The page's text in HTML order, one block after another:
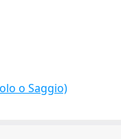
o Saggio)